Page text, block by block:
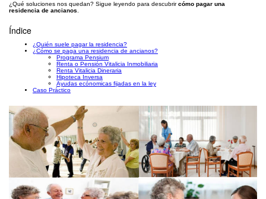
¿Qué soluciones nos quedan? Sigue leyendo para descubrircómo pagar una
residencia de ancianos
Índice
¿Quién suele pagar la residencia?
¿Cómo se paga una residencia de ancianos?
Programa Pensium
Renta o Pensión Vitalicia Inmobiliaria
Renta Vitalicia Dineraria
Hipoteca Inversa
Ayudas ecónomicas fijadas en la ley
Caso Práctico